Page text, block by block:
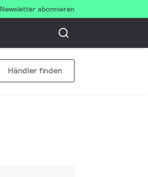
Newsletter abonnieren
Händler finden